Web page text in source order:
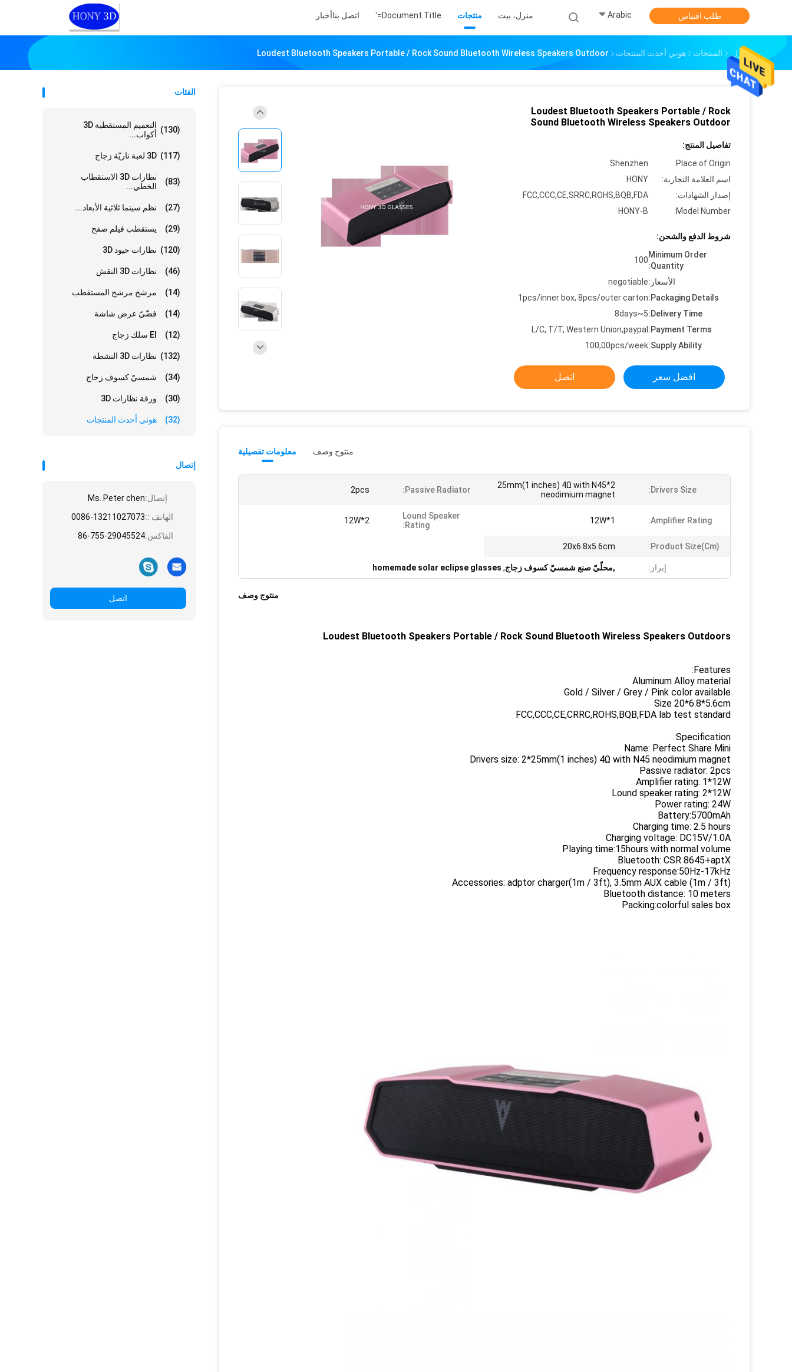
منزل، بيت منتجات Document.title=' اتصل بناأخبار Arabic طلب اقتباس
منزل المنتجات هوني أحدث المنتجات Loudest Bluetooth Speakers Portable / Rock Sound Bluetooth Wireless Speakers Outdoor
الفئات
التعميم المستقطبة 3D
أكواب...
(130)
3D لعبة ناريّة زجاج (117)
نظارات 3D الاستقطاب
الخطي...
(83)
نظم سينما ثلاثية الأبعاد... (27)
يستقطب فيلم صفح (29)
نظارات حيود 3D (120)
نظارات 3D النقش (46)
مرشح مرشح المستقطب (14)
فضّيّ عرض شاشة (14)
El سلك زجاج (12)
نظارات 3D النشطة (132)
شمسيّ كسوف زجاج (34)
ورقة نظارات 3D (30)
هوني أحدث المنتجات (32)
إتصال
إتصال:Ms. Peter chen
الهاتف ::0086-13211027073
الفاكس:86-755-29045524
اتصل
Loudest Bluetooth Speakers Portable / Rock
Sound Bluetooth Wireless Speakers Outdoor
تفاصيل المنتج:
Place of Origin:
Shenzhen
اسم العلامة التجارية:
HONY
إصدار الشهادات:
FCC,CCC,CE,SRRC,ROHS,BQB,FDA
Model Number:
HONY-B
شروط الدفع والشحن:
Minimum Order
Quantity:
100
الأسعار:negotiable
Packaging Details:
1pcs/inner box, 8pcs/outer carton
Delivery Time:
5~8days
Payment Terms:
L/C, T/T, Western Union,paypal
Supply Ability:
100,00pcs/week
افضل سعر اتصل
معلومات تفصيلية منتوج وصف
Drivers Size:
2*25mm(1 inches) 4Ω with N45
neodimium magnet
Passive Radiator:
2pcs
Amplifier Rating:
1*12W
Lound Speaker
Rating:
2*12W
Product Size(cm):
20x6.8x5.6cm
إبراز: ,محلّيّ صنع شمسيّ كسوف زجاج,
homemade solar eclipse glasses
منتوج وصف
Loudest Bluetooth Speakers Portable / Rock Sound Bluetooth Wireless Speakers Outdoors
Features:
Aluminum Alloy material
Gold / Silver / Grey / Pink color available
Size 20*6.8*5.6cm
FCC,CCC,CE,CRRC,ROHS,BQB,FDA lab test standard
Specification:
Name: Perfect Share Mini
Drivers size: 2*25mm(1 inches) 4Ω with N45 neodimium magnet
Passive radiator: 2pcs
Amplifier rating: 1*12W
Lound speaker rating: 2*12W
Power rating: 24W
Battery:5700mAh
Charging time: 2.5 hours
Charging voltage: DC15V/1.0A
Playing time:15hours with normal volume
Bluetooth: CSR 8645+aptX
Frequency response:50Hz-17kHz
Accessories: adptor charger(1m / 3ft), 3.5mm AUX cable (1m / 3ft)
Bluetooth distance: 10 meters
Packing:colorful sales box